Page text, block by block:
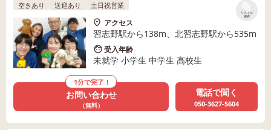
リストに
保存
空きあり 送迎あり 土日祝営業
アクセス
習志野駅から138m、北習志野駅から535m
受入年齢
未就学 小学生 中学生 高校生
1分で完了！
お問い合わせ
（無料）
電話で聞く
050-3627-5604